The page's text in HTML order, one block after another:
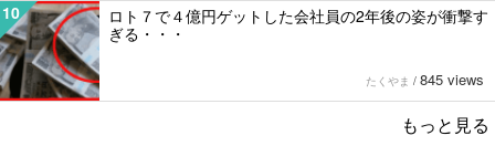
10
ロト７で４億円ゲットした会社員の2年後の姿が衝撃す
ぎる・・・
たくやま / 845 views
もっと見る